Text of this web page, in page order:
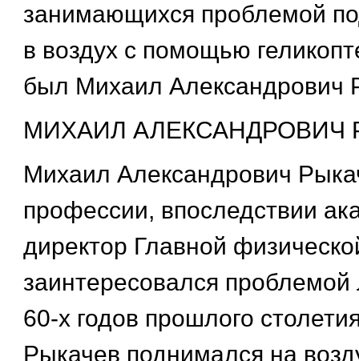
занимающихся проблемой
в воздух с помощью
был Михаил Александрович
МИХАИЛ АЛЕКСАНДРОВИЧ
Михаил Александрович
профессии, впоследствии
директор Главной
заинтересовался проблемой
60-х годов прошлого
Рыкачев поднимался на